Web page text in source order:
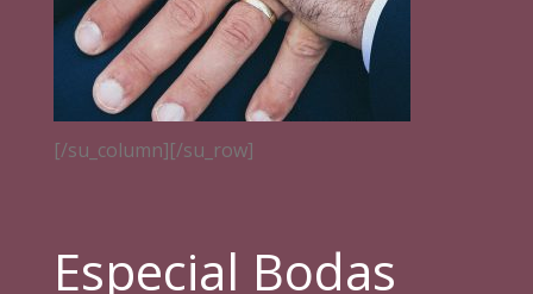
[/su_column][/su_row]
Especial Bodas